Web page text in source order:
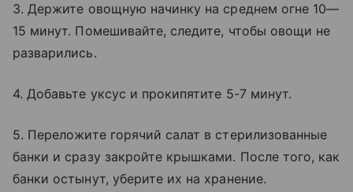
3. Держите овощную начинку на среднем огне 10—
15 минут. Помешивайте, следите, чтобы овощи не
разварились.
4. Добавьте уксус и прокипятите 5-7 минут.
5. Переложите горячий салат в стерилизованные
банки и сразу закройте крышками. После того, как
банки остынут, уберите их на хранение.